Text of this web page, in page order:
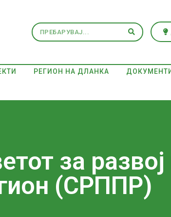
РЕГИОН НА ДЛАНКА ДОКУМЕНТИ
за развој
(СРППР)